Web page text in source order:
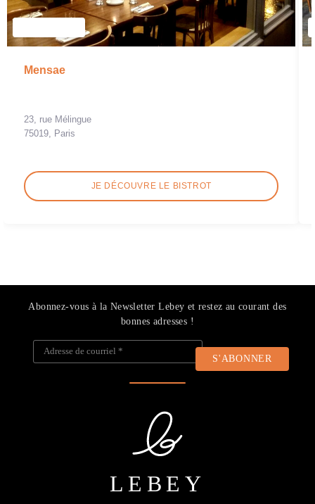
Mensae
23, rue Mélingue
75019, Paris
JE DÉCOUVRE LE BISTROT
Abonnez-vous à la Newsletter Lebey et restez au courant des
bonnes adresses !
Adresse de courriel
LEBEY